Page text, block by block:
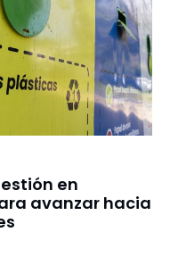
en
avanzar hacia